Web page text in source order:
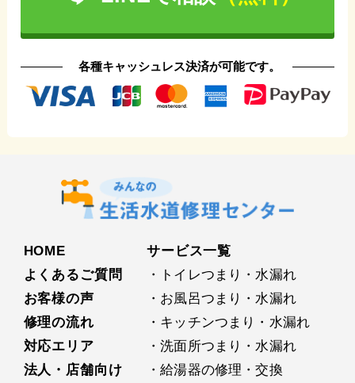
各種キャッシュレス決済が可能です。
HOME
よくあるご質問
お客様の声
修理の流れ
対応エリア
法人・店舗向け
サービス⼀覧
・トイレつまり・水漏れ
・お⾵呂つまり・水漏れ
・キッチンつまり・水漏れ
・洗⾯所つまり・水漏れ
・給湯器の修理・交換